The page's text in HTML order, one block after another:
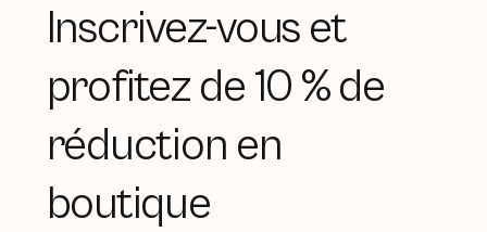
Inscrivez-vous et
profitez de 10 % de
réduction en
boutique